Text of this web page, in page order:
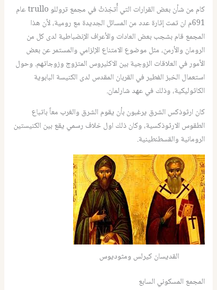
كام من شأن بعض القرارات التي أُتخِذتْ في مجمع تروللو trullo عام
691م ان تمت إثارة عدد من المسائل الجديدة مع رومية، لأن هذا
المجمع قام بشجب بعض العادات والأعراف الإنضباطية لدى كل من
الرومان والأرمن، مثل موضوع الامتناع الإلزامي والمستمر عن بعض
الأمور في العلاقات الزوجية بين الاكليروس المتزوج وزوجاتهم. وحول
استعمال الخبز الفطير في القربان المقدس لدى الكنيسة البابوية
الكاثوليكية، وذلك في عهد شارلمان.
كان ارثوذكس الشرق يرغبون بأن يقوم الشرق والغرب معاً باتباع
الطقوس الارثوذكسية، وكان ذلك اول خلاف رسمي يقع بين الكنيستين
الرومانية والقسطنطينية.
القديسان كيرلس ومثوديوس
المجمع المسكوني السابع